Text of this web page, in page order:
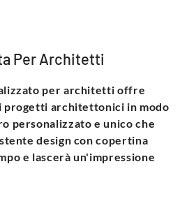
Per Architetti
per architetti offre
progetti architettonici in modo
personalizzato e unico che
design con copertina
e lascerà un'impressione